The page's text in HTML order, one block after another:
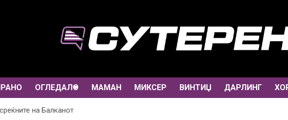
ОГЛЕДАЛО МАМАН МИКСЕР ВИНТИЏ ДАРЛИНГ
на Балканот